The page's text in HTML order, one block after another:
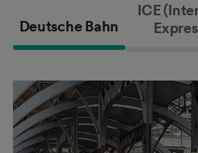
Deutsche Bahn
ICE